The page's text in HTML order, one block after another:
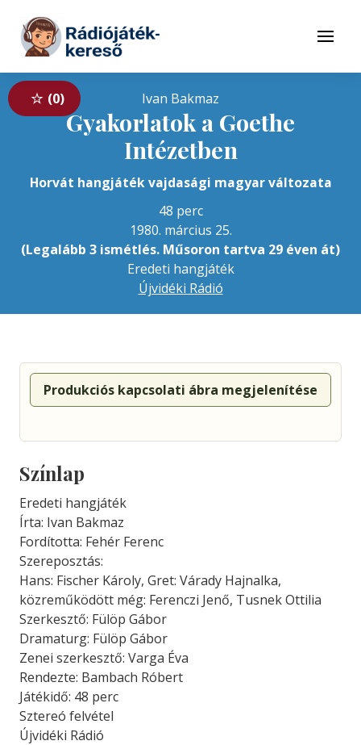
Tovább a tartalomhoz
Menü
0 Ivan Bakmaz
Gyakorlatok a Goethe
Intézetben
Horvát hangjáték vajdasági magyar változata
48 perc
1980. március 25.
(Legalább 3 ismétlés. Műsoron tartva 29 éven át)
Eredeti hangjáték
Újvidéki Rádió
Produkciós kapcsolati ábra megjelenítése
Színlap
Eredeti hangjáték
Írta: Ivan Bakmaz
Fordította: Fehér Ferenc
Szereposztás:
Hans: Fischer Károly, Gret: Várady Hajnalka,
közreműködött még: Ferenczi Jenő, Tusnek Ottilia
Szerkesztő: Fülöp Gábor
Dramaturg: Fülöp Gábor
Zenei szerkesztő: Varga Éva
Rendezte: Bambach Róbert
Játékidő: 48 perc
Sztereó felvétel
Újvidéki Rádió